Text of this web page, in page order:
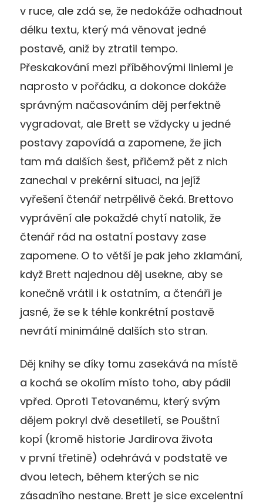
v ruce, ale zdá se, že nedokáže odhadnout
délku textu, který má věnovat jedné
postavě, aniž by ztratil tempo.
Přeskakování mezi příběhovými liniemi je
naprosto v pořádku, a dokonce dokáže
správným načasováním děj perfektně
vygradovat, ale Brett se vždycky u jedné
postavy zapovídá a zapomene, že jich
tam má dalších šest, přičemž pět z nich
zanechal v prekérní situaci, na jejíž
vyřešení čtenář netrpělivě čeká. Brettovo
vyprávění ale pokaždé chytí natolik, že
čtenář rád na ostatní postavy zase
zapomene. O to větší je pak jeho zklamání,
když Brett najednou děj usekne, aby se
konečně vrátil i k ostatním, a čtenáři je
jasné, že se k téhle konkrétní postavě
nevrátí minimálně dalších sto stran.
Děj knihy se díky tomu zasekává na místě
a kochá se okolím místo toho, aby pádil
vpřed. Oproti Tetovanému, který svým
dějem pokryl dvě desetiletí, se Pouštní
kopí (kromě historie Jardirova života
v první třetině) odehrává v podstatě ve
dvou letech, během kterých se nic
zásadního nestane. Brett je sice excelentní